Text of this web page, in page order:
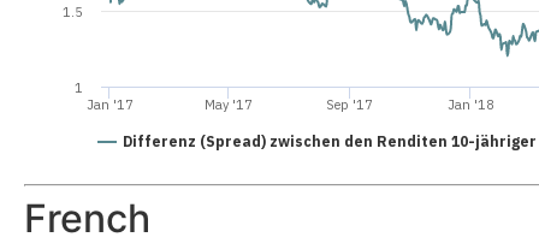
Differenz (Spread) zwischen den Renditen 10-
Jan '17 May '17 Sep '17 Jan '18
1
1.5
French